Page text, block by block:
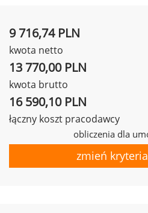
9 716,74 PLN
kwota netto
13 770,00 PLN
kwota brutto
16 590,10 PLN
łączny koszt pracodawcy
obliczenia dla
zmień